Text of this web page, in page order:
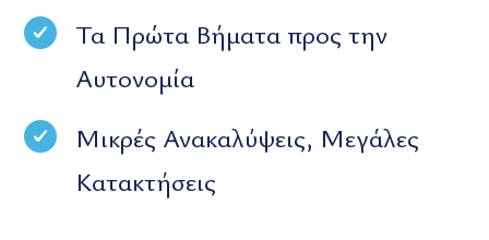
Τα Πρώτα Βήματα προς την
Αυτονομία
Μικρές Ανακαλύψεις, Μεγάλες
Κατακτήσεις